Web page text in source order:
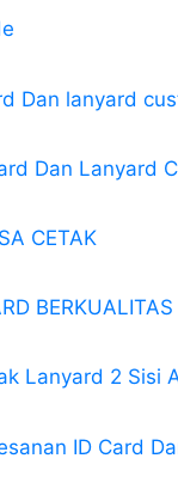
Dan lanyard
Dan Lanyard
CETAK
Lanyard 2 Sisi
ID Card